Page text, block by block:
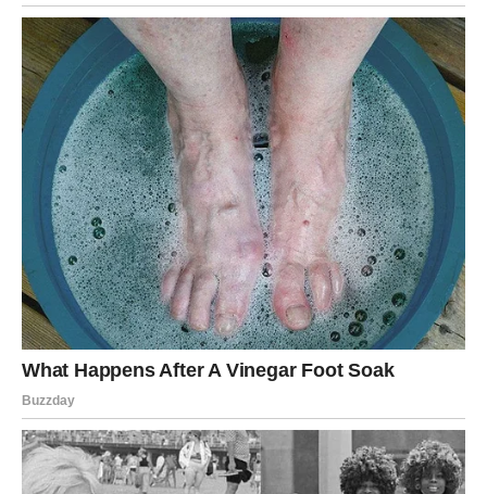
UNUTRAŠNJA PROMENA – RAK
KOJI SE NE IZVINJAVA ZBOG
SVOJIH EMOCIJA
Najveća promena ove sedmice dešava se unutar vas.
Počinjete da prihvatate sebe takve kakvi jeste. Više se ne
izvinjavate zbog svoje osetljivosti, potrebe za bliskošću ili
želje za sigurnošću. Shvatate da to nije slabost – već vaša
snaga.
Rak ove sedmice prestaje da potiskuje emocije. Umesto
toga, vi ih prihvatate, razumete i koristite kao vodič. To
vam donosi unutrašnji mir kakav dugo niste osećali.
Samopouzdanje raste tiho. Ne kroz dokazivanje drugima,
već kroz osećaj da ste u skladu sa sobom. Vi više ne